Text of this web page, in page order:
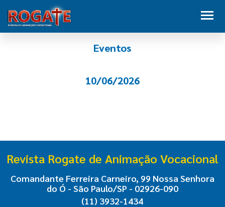
Eventos
10/06/2026
Revista Rogate de Animação Vocacional
Comandante Ferreira Carneiro, 99 Nossa Senhora
do Ó - São Paulo/SP - 02926-090
(11) 3932-1434